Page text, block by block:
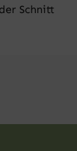
Schnitt